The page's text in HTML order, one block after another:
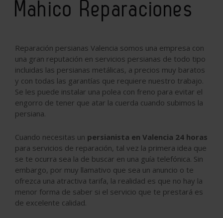
Mahico Reparaciones
Reparación persianas Valencia somos una empresa con
una gran reputación en servicios persianas de todo tipo
incluidas las persianas metálicas, a precios muy baratos
y con todas las garantías que requiere nuestro trabajo.
Se les puede instalar una polea con freno para evitar el
engorro de tener que atar la cuerda cuando subimos la
persiana.
Cuando necesitas un persianista en Valencia 24 horas
para servicios de reparación, tal vez la primera idea que
se te ocurra sea la de buscar en una guía telefónica. Sin
embargo, por muy llamativo que sea un anuncio o te
ofrezca una atractiva tarifa, la realidad es que no hay la
menor forma de saber si el servicio que te prestará es
de excelente calidad.